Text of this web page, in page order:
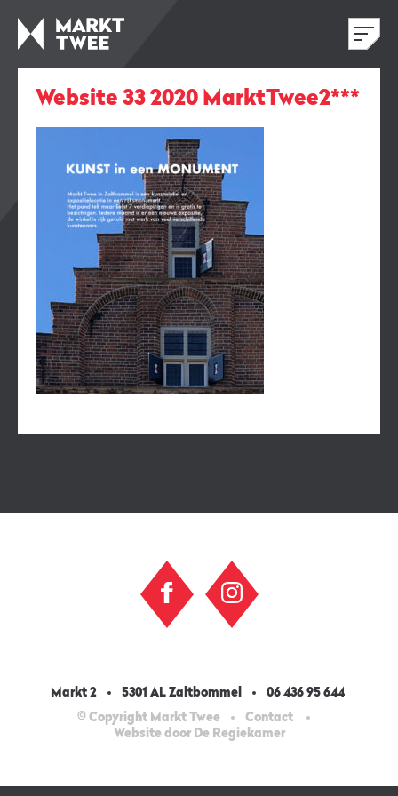
Website 33 2020 MarktTwee2***
Markt 2 5301 AL Zaltbommel
06 436 95 644
© Copyright Markt Twee
Contact
Website door De Regiekamer